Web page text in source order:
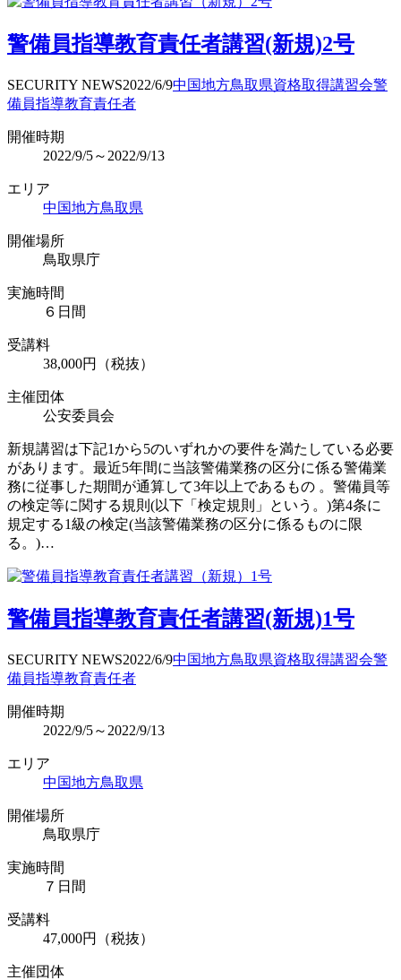
警備員指導教育責任者講習(新規)2号
SECURITY NEWS2022/6/9中国地方鳥取県資格取得講習会警
備員指導教育責任者
開催時期
2022/9/5～2022/9/13
エリア
中国地方鳥取県
開催場所
鳥取県庁
実施時間
６日間
受講料
38,000円（税抜）
主催団体
公安委員会
新規講習は下記1から5のいずれかの要件を満たしている必要
があります。最近5年間に当該警備業務の区分に係る警備業
務に従事した期間が通算して3年以上であるもの 。警備員等
の検定等に関する規則(以下「検定規則」という。)第4条に
規定する1級の検定(当該警備業務の区分に係るものに限
る。)…
警備員指導教育責任者講習(新規)1号
SECURITY NEWS2022/6/9中国地方鳥取県資格取得講習会警
備員指導教育責任者
開催時期
2022/9/5～2022/9/13
エリア
中国地方鳥取県
開催場所
鳥取県庁
実施時間
７日間
受講料
47,000円（税抜）
主催団体